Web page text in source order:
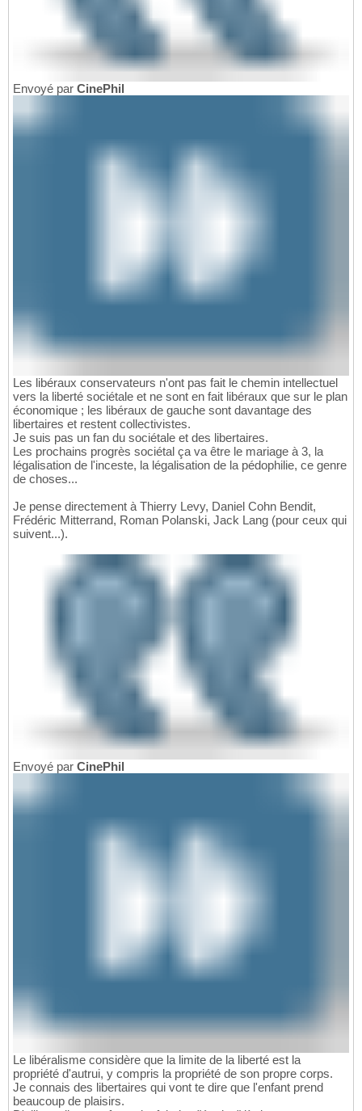
Envoyé par CinePhil
Les libéraux conservateurs n'ont pas fait le chemin intellectuel
vers la liberté sociétale et ne sont en fait libéraux que sur le plan
économique ; les libéraux de gauche sont davantage des
libertaires et restent collectivistes.
Je suis pas un fan du sociétale et des libertaires.
Les prochains progrès sociétal ça va être le mariage à 3, la
légalisation de l'inceste, la légalisation de la pédophilie, ce genre
de choses...
Je pense directement à Thierry Levy, Daniel Cohn Bendit,
Frédéric Mitterrand, Roman Polanski, Jack Lang (pour ceux qui
suivent...).
Envoyé par CinePhil
Le libéralisme considère que la limite de la liberté est la
propriété d'autrui, y compris la propriété de son propre corps.
Je connais des libertaires qui vont te dire que l'enfant prend
beaucoup de plaisirs.